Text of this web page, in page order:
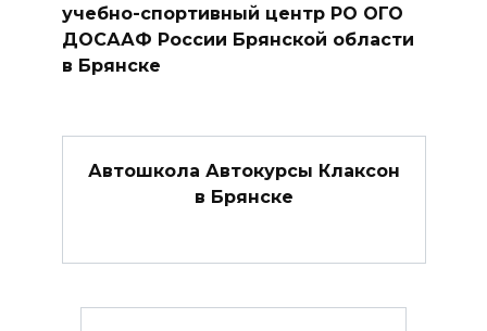
учебно-спортивный центр РО ОГО
ДОСААФ России Брянской области
в Брянске
Автошкола Автокурсы Клаксон
в Брянске